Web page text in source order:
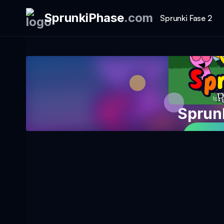
SprunkiPhase.com Sprunki Fase 2